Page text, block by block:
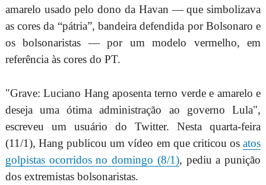
amarelo usado pelo dono da Havan — que simbolizava
as cores da “pátria”, bandeira defendida por Bolsonaro e
os bolsonaristas — por um modelo vermelho, em
referência às cores do PT.
"Grave: Luciano Hang aposenta terno verde e amarelo e
deseja uma ótima administração ao governo Lula",
escreveu um usuário do Twitter. Nesta quarta-feira
(11/1), Hang publicou um vídeo em que criticou osatos
golpistas ocorridos no domingo (8/1), pediu a punição
dos extremistas bolsonaristas.